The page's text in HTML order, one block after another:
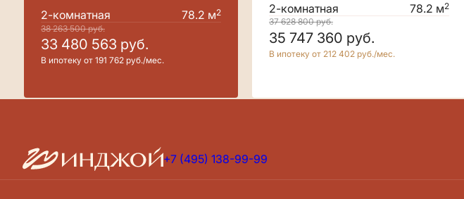
2-комнатная 78.2 м2
38 263 500руб.
33 480 563 руб.
В ипотеку от 191 762 руб./мес.
2-комнатная 78.2 м2
37 628 800руб.
35 747 360 руб.
В ипотеку от 212 402 руб./мес.
+7 (495) 138-99-99